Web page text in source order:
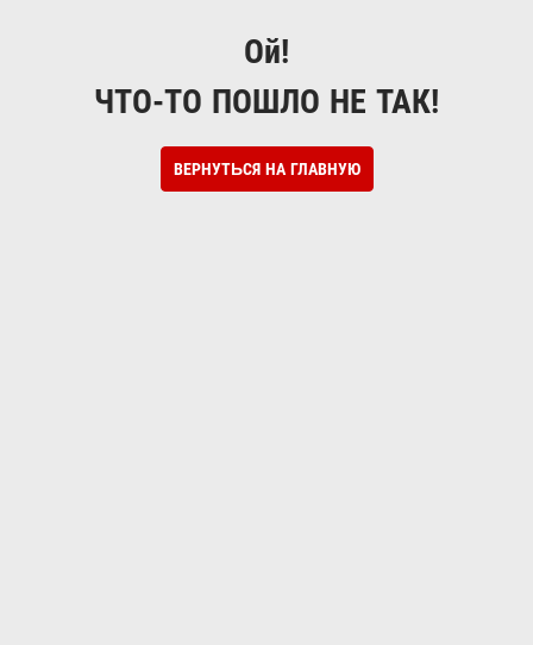
Ой!
ЧТО-ТО ПОШЛО НЕ ТАК!
ВЕРНУТЬСЯ НА ГЛАВНУЮ